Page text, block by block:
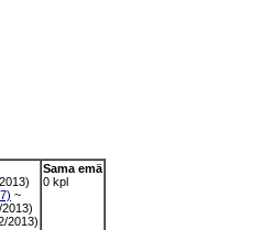
~
2013)
Sama emä
0 kpl